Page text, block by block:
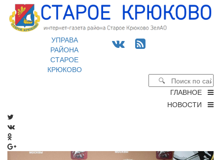
УПРАВА
РАЙОНА
СТАРОЕ
КРЮКОВО
ГЛАВНОЕ
НОВОСТИ